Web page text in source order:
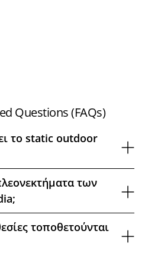
Questions (FAQs)
το static outdoor
των
τοποθετούνται